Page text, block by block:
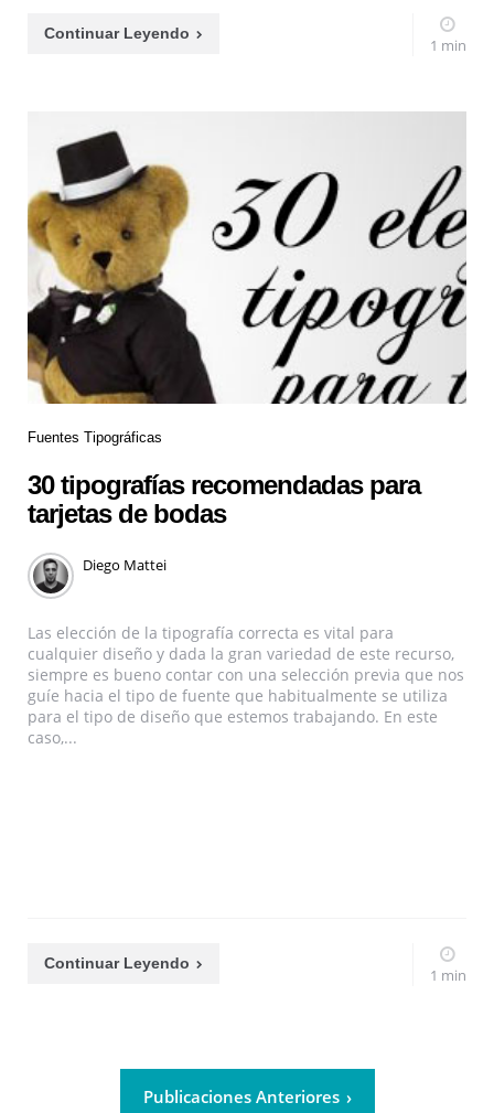
Continuar Leyendo
1 min
Fuentes Tipográficas
30 tipografías recomendadas para
tarjetas de bodas
Diego Mattei
Las elección de la tipografía correcta es vital para
cualquier diseño y dada la gran variedad de este recurso,
siempre es bueno contar con una selección previa que nos
guíe hacia el tipo de fuente que habitualmente se utiliza
para el tipo de diseño que estemos trabajando. En este
caso,...
Continuar Leyendo
1 min
Publicaciones Anteriores